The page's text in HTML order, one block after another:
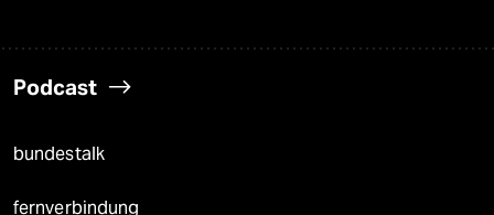
Podcast
bundestalk
fernverbindung